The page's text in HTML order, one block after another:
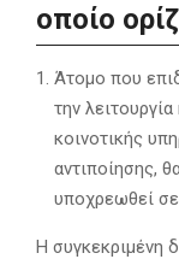
οποίο
Άτομο που
την
κοινοτικής
αντιποίησης,
υποχρεωθεί
Η συγκεκριμένη